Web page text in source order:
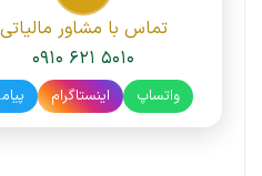
تماس با مشاور مالیاتی
۰۹۱۰ ۶۲۱ ۵۰۱۰
واتساپ اینستاگرام